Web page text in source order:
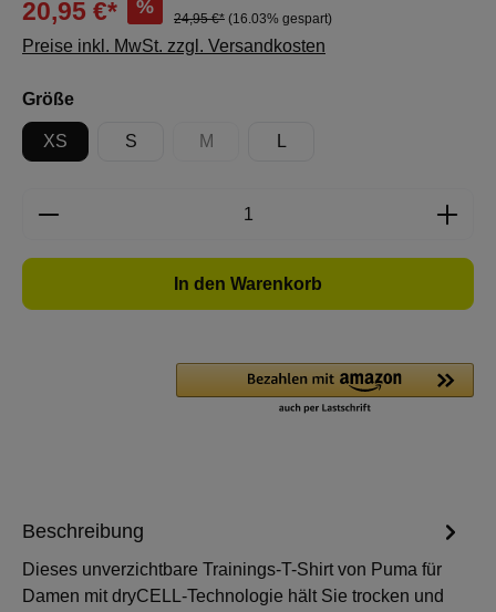
20,95 €* %
24,95 €* (16.03% gespart)
Preise inkl. MwSt. zzgl. Versandkosten
Größeauswählen
XS S M
(Diese Option ist zurzeit nicht verfügbar.)
L
Produkt Anzahl: Gib den gewünschten
In den Warenkorb
Beschreibung
Dieses unverzichtbare Trainings-T-Shirt von Puma für
Damen mit dryCELL-Technologie hält Sie trocken und